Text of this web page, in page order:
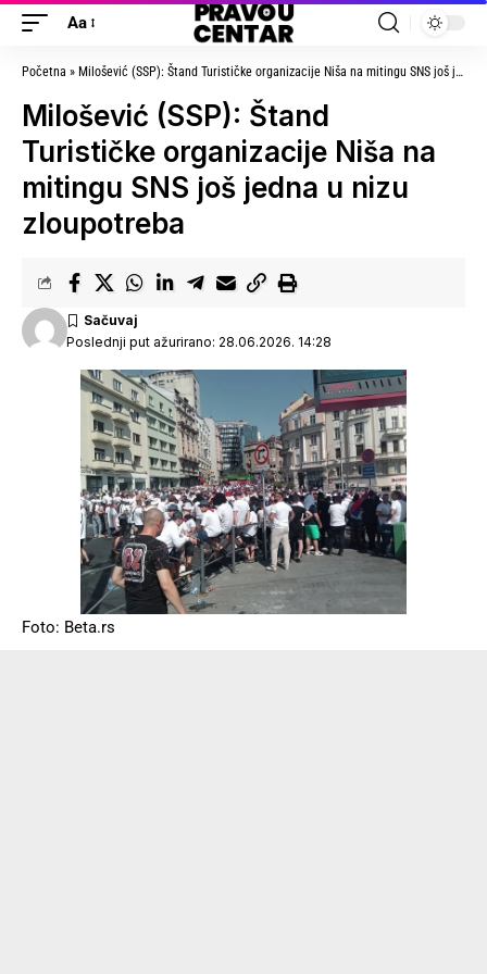
Aa
Početna » Milošević (SSP): Štand Turističke organizacije Niša na mitingu SNS još jedna u nizu zloupotreba
Milošević (SSP): Štand
Turističke organizacije Niša na
mitingu SNS još jedna u nizu
zloupotreba
Poslednji put ažurirano: 28.06.2026. 14:28
Foto: Beta.rs